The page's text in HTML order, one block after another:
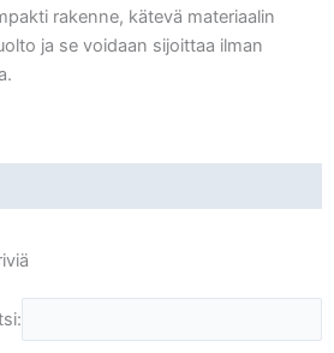
rakenne, kätevä materiaalin
ja se voidaan sijoittaa ilman